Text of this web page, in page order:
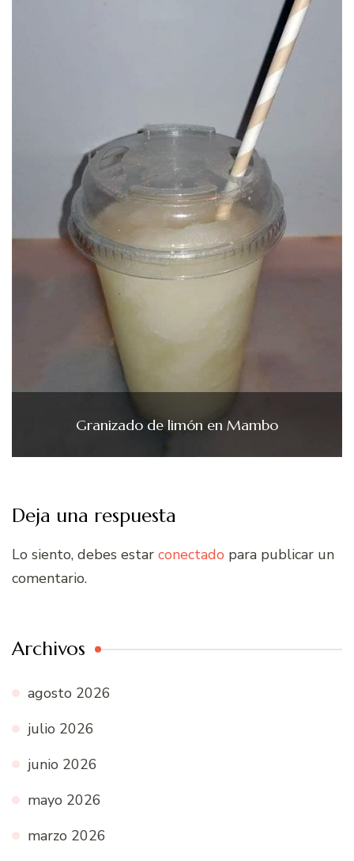
Granizado de limón en Mambo
Deja una respuesta
Lo siento, debes estar conectado para publicar un
comentario.
Archivos
agosto 2026
julio 2026
junio 2026
mayo 2026
marzo 2026